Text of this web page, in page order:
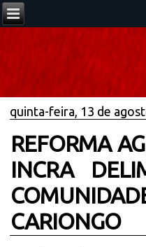
quinta-feira, 13 de
REFORMA
INCRA
CARIONGO